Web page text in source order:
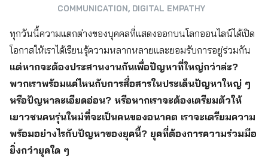
COMMUNICATION, DIGITAL EMPATHY
ทุกวันนี้ความแตกต่างของบุคคลที่แสดงออกบนโลกออนไลน์ได้เปิด
โอกาสให้เราได้เรียนรุ้ความหลากหลายและยอมรับการอยู่ร่วมกัน
แต่หากจะต้องประสานงานกันเพื่อปัญหาที่ใหญ่กว่าล่ะ?
พวกเราพร้อมแค่ไหนกับการสื่อสารในประเด็นปัญหาใหญ่ ๆ
หรือปัญหาละเอียดอ่อน? หรือหากเราจะต้องเตรียมตัวให้
เยาวชนคนรุ่นใหม่ที่จะเป็นคนของอนาคต เราจะเตรียมความ
พร้อมอย่างไรกับปัญหาของยุคนี้? ยุคที่ต้องการความร่วมมือ
ยิ่งกว่ายุคใด ๆ